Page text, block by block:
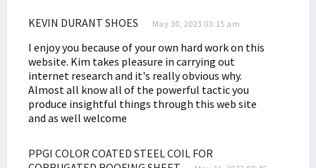
KEVIN DURANT SHOES May 30, 2023 03:15 am
I enjoy you because of your own hard work on this
website. Kim takes pleasure in carrying out
internet research and it's really obvious why.
Almost all know all of the powerful tactic you
produce insightful things through this web site
and as well welcome
PPGI COLOR COATED STEEL COIL FOR